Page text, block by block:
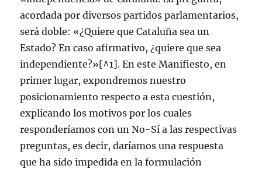
acordada por diversos partidos parlamentarios,
será doble: «¿Quiere que Cataluña sea un
Estado? En caso afirmativo, ¿quiere que sea
independiente?»[^1]. En este Manifiesto, en
primer lugar, expondremos nuestro
posicionamiento respecto a esta cuestión,
explicando los motivos por los cuales
responderíamos con un No-Sí a las respectivas
preguntas, es decir, daríamos una respuesta
que ha sido impedida en la formulación